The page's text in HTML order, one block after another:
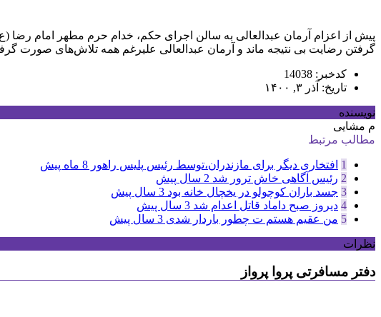
پیش از اعزام آرمان عبدالعالی به سالن اجرای حکم، خدام حرم مطهر امام رضا
گرفتن رضایت بی نتیجه ماند و آرمان عبدالعالی علیرغم همه تلاش‌های
کدخبر: 14038
تاریخ: آذر ۳, ۱۴۰۰
نویسنده
م مشایی
مطالب مرتبط
1 افتخاری دیگر برای مازندران،توسط رئیس پلیس راهور 8 ماه پیش
2 رئیس آگاهی خاش ترور شد 2 سال پیش
3 جسد باران کوچولو در یخچال خانه بود 3 سال پیش
4 دیروز صبح داماد قاتل اعدام شد 3 سال پیش
5 من عقیم هستم ت چطور باردار شدی 3 سال پیش
نظرات
دفتر مسافرتی پروا پرواز